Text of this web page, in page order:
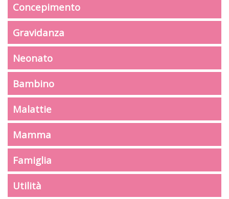
Concepimento
Gravidanza
Neonato
Bambino
Malattie
Mamma
Famiglia
Utilità